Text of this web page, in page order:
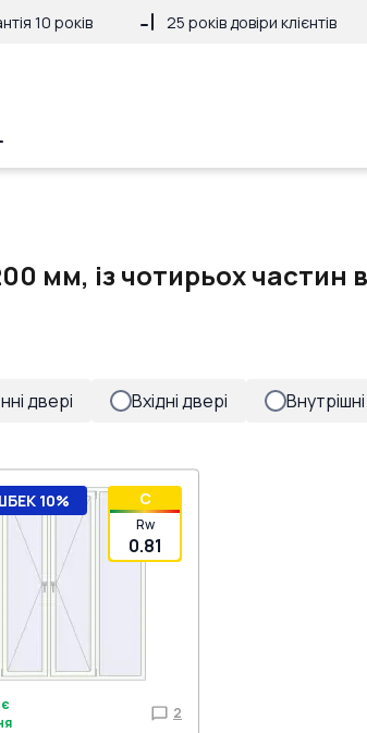
10 років 25 років довіри клієнтів
мм, із чотирьох частин
двері Вхідні двері
C
Rw
0.81
10%
2